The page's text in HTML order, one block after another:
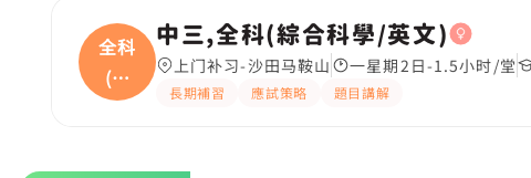
全科
(綜
合
中三,全科(綜合科學/英文)
上门补习-沙田马鞍山 一星期2日-1.5小时/堂
長期補習 應試策略 題目講解